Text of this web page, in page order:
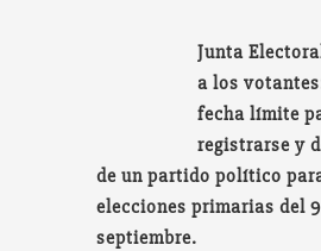
Junta
a los
fecha límite
registrarse y
de un partido político
elecciones primarias del
septiembre.